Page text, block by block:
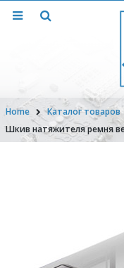
Home Каталог товаров
Шкив натяжителя ремня